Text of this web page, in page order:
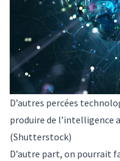
D’autres percées
produire de l’intelligence
(Shutterstock)
D’autre part, on pourrait